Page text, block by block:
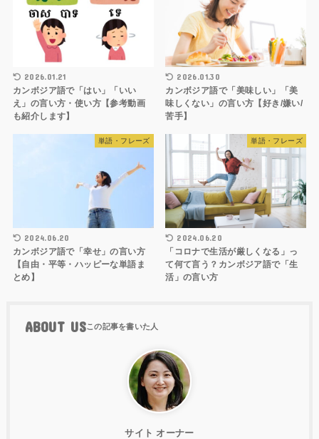
2026.01.21
カンボジア語で「はい」「いい
え」の言い方・使い方【参考動画
も紹介します】
2026.01.30
カンボジア語で「美味しい」「美
味しくない」の言い方【好き/嫌い/
苦手】
単語・フレーズ
2024.06.20
カンボジア語で「幸せ」の言い方
【自由・平等・ハッピーな単語ま
とめ】
単語・フレーズ
2024.06.20
「コロナで生活が厳しくなる」っ
て何て言う？カンボジア語で「生
活」の言い方
ABOUT US
サイト オーナー